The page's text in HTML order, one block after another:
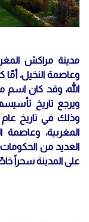
مدينة مراكش
وعاصمة النخيل،
الله، وقد كان
ويرجع تاريخ
المغربية،
العديد من
على المدينة سحراً